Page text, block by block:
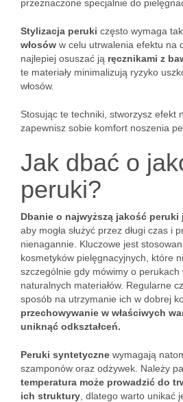
przeznaczone specjalnie do
Stylizacja peruki często wymaga
włosów w celu utrwalenia efektu na
najlepiej osuszać ją ręcznikami z
te materiały minimalizują ryzyko
włosów.
Stosując te techniki, stworzysz efekt
zapewnisz sobie komfort noszenia
Jak dbać o
peruki?
Dbanie o najwyższą jakość peruki
aby mogła służyć przez długi czas i
nienagannie. Kluczowe jest
kosmetyków pielęgnacyjnych, które
szczególnie gdy mówimy o perukach
naturalnych materiałów. Regularne
sposób na utrzymanie ich w dobrej
przechowywanie w właściwych
uniknąć odkształceń.
Peruki syntetyczne wymagają
szamponów oraz odżywek. Należy
temperatura może prowadzić do
ich struktury , dlatego warto unikać